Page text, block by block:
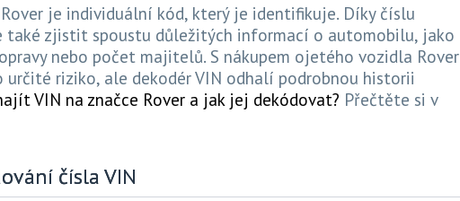
je individuální kód, který je identifikuje. Díky číslu
také zjistit spoustu důležitých informací o automobilu, jako
nebo počet majitelů. S nákupem ojetého vozidla Rover
určité riziko, ale dekodér VIN odhalí podrobnou historii
VIN na značce Rover a jak jej dekódovat? Přečtěte si v
čísla VIN